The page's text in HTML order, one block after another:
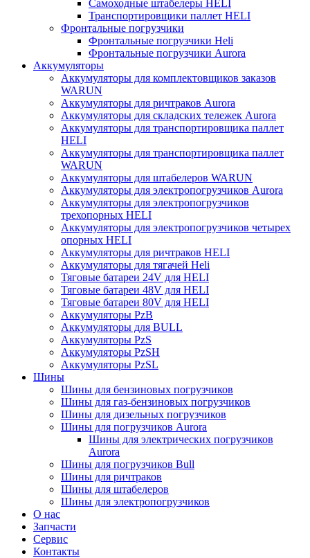
Самоходные штабелеры HELI
Транспортировщики паллет HELI
Фронтальные погрузчики
Фронтальные погрузчики Heli
Фронтальные погрузчики Aurora
Аккумуляторы
Аккумуляторы для комплектовщиков заказов
WARUN
Аккумуляторы для ричтраков Aurora
Аккумуляторы для складских тележек Aurora
Аккумуляторы для транспортировщика паллет
HELI
Аккумуляторы для транспортировщика паллет
WARUN
Аккумуляторы для штабелеров WARUN
Аккумуляторы для электропогрузчиков Aurora
Аккумуляторы для электропогрузчиков
трехопорных HELI
Аккумуляторы для электропогрузчиков четырех
опорных HELI
Аккумуляторы для ричтраков HELI
Аккумуляторы для тягачей Heli
Тяговые батареи 24V для HELI
Тяговые батареи 48V для HELI
Тяговые батареи 80V для HELI
Аккумуляторы PzB
Аккумуляторы для BULL
Аккумуляторы PzS
Аккумуляторы PzSH
Аккумуляторы PzSL
Шины
Шины для бензиновых погрузчиков
Шины для газ-бензиновых погрузчиков
Шины для дизельных погрузчиков
Шины для погрузчиков Aurora
Шины для электрических погрузчиков
Aurora
Шины для погрузчиков Bull
Шины для ричтраков
Шины для штабелеров
Шины для электропогрузчиков
О нас
Запчасти
Сервис
Контакты